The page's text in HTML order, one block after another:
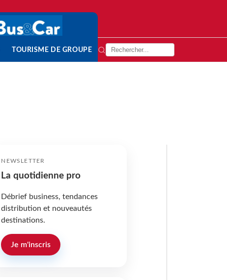
TOURISME DE GROUPE
NEWSLETTER
La quotidienne pro
Débrief business, tendances
distribution et nouveautés
destinations.
Je m'inscris